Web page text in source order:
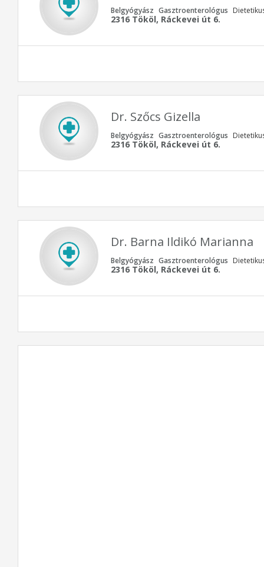
Belgyógyász Gasztroenterológus
2316 Tököl, Ráckevei út 6.
Dr. Szőcs Gizella
Belgyógyász Gasztroenterológus
2316 Tököl, Ráckevei út 6.
Dr. Barna Ildikó Marianna
Belgyógyász Gasztroenterológus
2316 Tököl, Ráckevei út 6.